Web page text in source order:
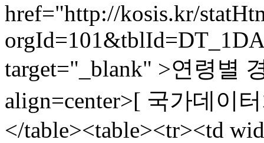
href="http://kosis.kr/
target="_blank" >연령별
align=center>[ 국가데이
</table><table><tr><td